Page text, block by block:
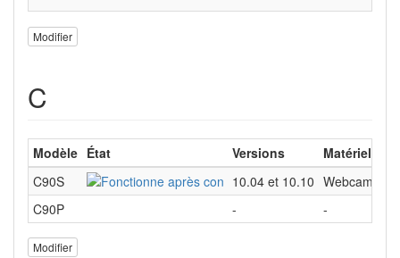
Modifier
C
Modèle État Versions
Matériels
C90S
10.04 et 10.10 Webcam
C90P
- -
Modifier